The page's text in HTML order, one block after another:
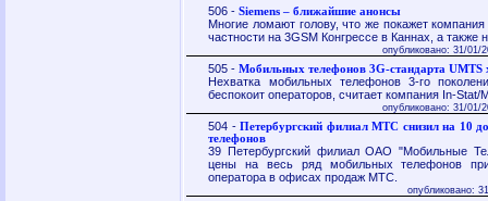
506 -Siemens – ближайшие анонсы
Многие ломают голову, что же покажет
частности на 3GSM Конгрессе в Каннах, а также
опубликовано: 31/01/
505 -Мобильных телефонов 3G-стандарта UMTS
Нехватка мобильных телефонов 3-го
беспокоит операторов, считает компания In-Stat/
опубликовано: 31/01/
504 -Петербургский филиал МТС снизил на 10
телефонов
39 Петербургский филиал ОАО "Мобильные
цены на весь ряд мобильных телефонов
оператора в офисах продаж МТС.
опубликовано: